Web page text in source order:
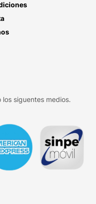
siguentes medios.